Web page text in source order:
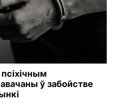
ў забойстве